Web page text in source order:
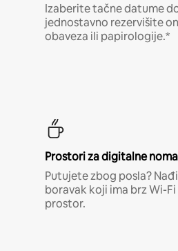
Izaberite tačne datume
jednostavno rezervišite
obaveza ili papirologije.*
Prostori za digitalne
Putujete zbog posla?
boravak koji ima brz Wi-
prostor.